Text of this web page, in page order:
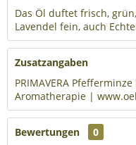
Das Öl duftet frisch,
Lavendel fein, auch
Zusatzangaben
PRIMAVERA
Aromatherapie |
Bewertungen
0